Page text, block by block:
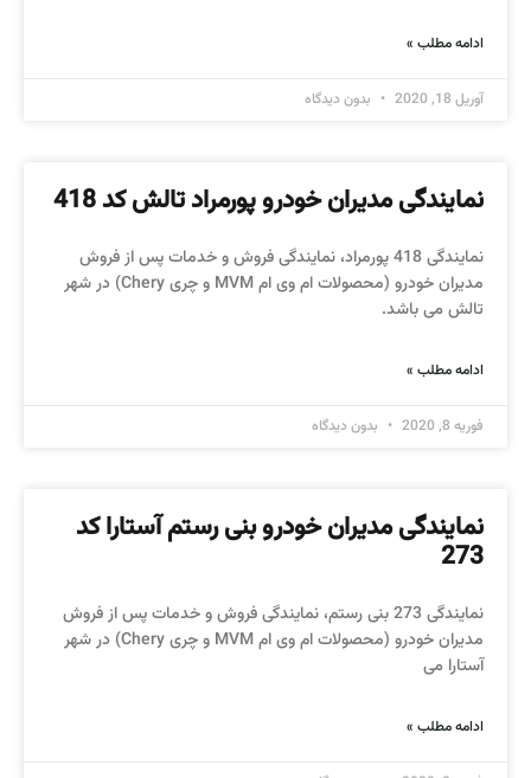
ادامه مطلب »
آوریل 18, 2020 بدون دیدگاه
نمایندگی مدیران خودرو پورمراد تالش کد 418
نمایندگی 418 پورمراد، نمایندگی فروش و خدمات پس از فروش
مدیران خودرو (محصولات ام وی ام MVM و چری Chery) در شهر
تالش می باشد.
ادامه مطلب »
فوریه 8, 2020 بدون دیدگاه
نمایندگی مدیران خودرو بنی رستم آستارا کد
273
نمایندگی 273 بنی رستم، نمایندگی فروش و خدمات پس از فروش
مدیران خودرو (محصولات ام وی ام MVM و چری Chery) در شهر
آستارا می
ادامه مطلب »